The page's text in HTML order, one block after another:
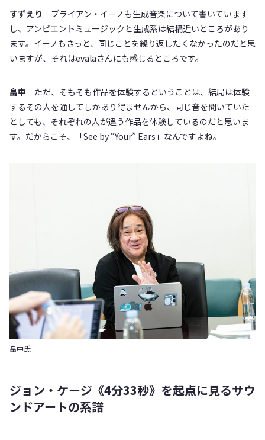
すずえり ブライアン・イーノも生成音楽について書いています
し、アンビエントミュージックと生成系は結構近いところがあり
ます。イーノもきっと、同じことを繰り返したくなかったのだと思
いますが、それはevalaさんにも感じるところです。
畠中 ただ、そもそも作品を体験するということは、結局は体験
するその人を通してしかあり得ませんから、同じ音を聞いていた
としても、それぞれの人が違う作品を体験しているのだと思いま
す。だからこそ、「See by “Your” Ears」なんですよね。
畠中氏
ジョン・ケージ《4分33秒》を起点に見るサウ
ンドアートの系譜